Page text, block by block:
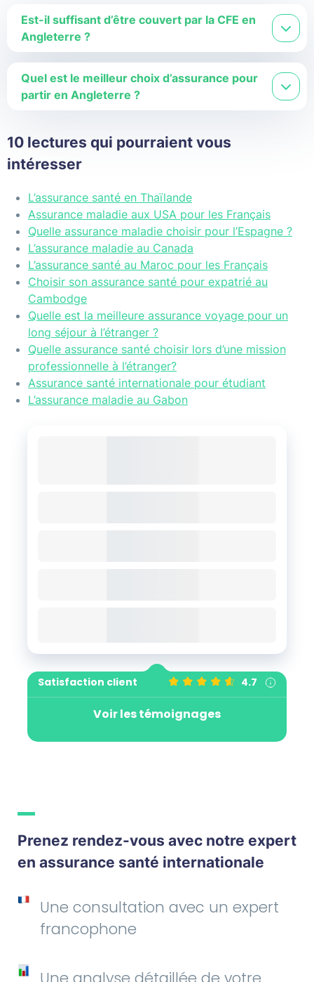
Est-il suffisant d’être couvert par la CFE en
Angleterre ?
Quel est le meilleur choix d’assurance pour
partir en Angleterre ?
10 lectures qui pourraient vous
intéresser
L’assurance santé en Thaïlande
Assurance maladie aux USA pour les Français
Quelle assurance maladie choisir pour l’Espagne ?
L’assurance maladie au Canada
L’assurance santé au Maroc pour les Français
Choisir son assurance santé pour expatrié au
Cambodge
Quelle est la meilleure assurance voyage pour un
long séjour à l’étranger ?
Quelle assurance santé choisir lors d’une mission
professionnelle à l’étranger?
Assurance santé internationale pour étudiant
L’assurance maladie au Gabon
Satisfaction client 4.7
Voir les témoignages
Prenez rendez-vous avec notre expert
en assurance santé internationale
Une consultation avec un expert
francophone